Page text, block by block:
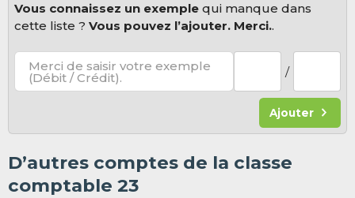
Vous connaissez un exemple qui manque dans
cette liste ?Vous pouvez l’ajouter. Merci..
Merci de saisir votre exemple
(Débit / Crédit). /
Ajouter
D’autres comptes de la classe
comptable 23